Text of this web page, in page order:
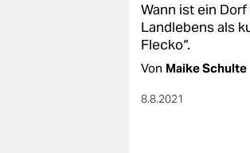
Wann ist ein
Landlebens als
Flecko“.
Von Maike Schulte
8.8.2021